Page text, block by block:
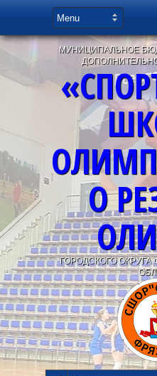
МУНИЦИПАЛЬНОЕ
О
ГОРОДСКОГО